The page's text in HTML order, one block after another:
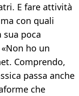
E fare attività
con quali
sua poca
ho un
Comprendo,
passa anche
che